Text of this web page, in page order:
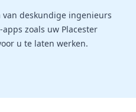
deskundige ingenieurs
zoals uw Placester
u te laten werken.